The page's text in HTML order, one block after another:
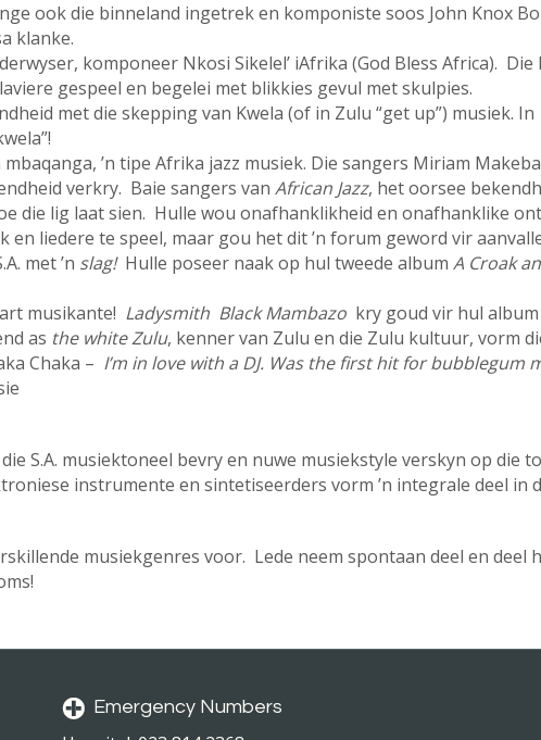
ook die binneland ingetrek en komponiste soos John Knox
klanke.
komponeer Nkosi Sikelel’ iAfrika (God Bless Africa).
gespeel en begelei met blikkies gevul met skulpies.
met die skepping van Kwela (of in Zulu “get up”) musiek. In
’n tipe Afrika jazz musiek. Die sangers Miriam
verkry. Baie sangers van African Jazz, het oorsee
die lig laat sien. Hulle wou onafhanklikheid en onafhanklike
en liedere te speel, maar gou het dit ’n forum geword vir
met ’n slag! Hulle poseer naak op hul tweede album A Croak
musikante! Ladysmith Black Mambazo kry goud vir hul
as the white Zulu, kenner van Zulu en die Zulu kultuur, vorm
Chaka – I’m in love with a DJ. Was the first hit for bubblegum
S.A. musiektoneel bevry en nuwe musiekstyle verskyn op die
instrumente en sintetiseerders vorm ’n integrale deel in
musiekgenres voor. Lede neem spontaan deel en deel
Emergency Numbers